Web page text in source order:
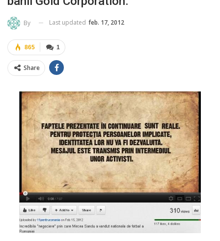
By Last updated feb. 17, 2012
1
865
Share